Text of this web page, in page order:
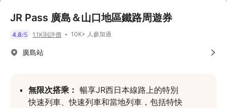
JR Pass 廣島＆山口地區鐵路周遊券
4.8/5 1.1K則評價 10K+ 人參加過
廣島站
無限次搭乘： 暢享JR西日本線路上的特別
快速列車、快速列車和當地列車，包括特快